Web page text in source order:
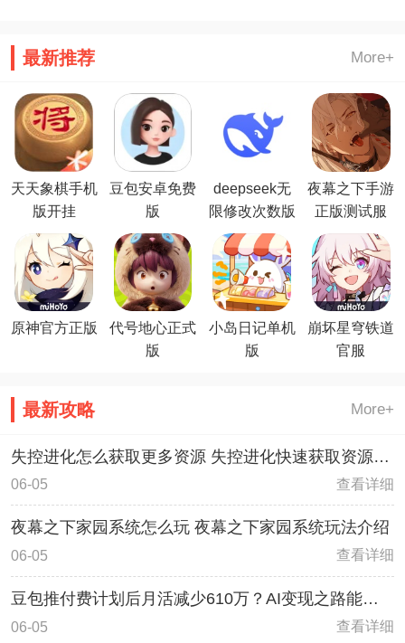
最新推荐 More+
天天象棋手机
版开挂
豆包安卓免费
版
deepseek无
限修改次数版
夜幕之下手游
正版测试服
原神官方正版
代号地心正式
版
小岛日记单机
版
崩坏星穹铁道
官服
最新攻略 More+
失控进化怎么获取更多资源 失控进化快速获取资源方
法
06-05 查看详细
夜幕之下家园系统怎么玩 夜幕之下家园系统玩法介绍
06-05 查看详细
豆包推付费计划后月活减少610万？AI变现之路能走
多远
06-05 查看详细